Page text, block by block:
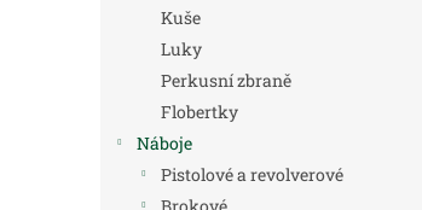
Kuše
Luky
Perkusní zbraně
Flobertky
Náboje
Pistolové a revolverové